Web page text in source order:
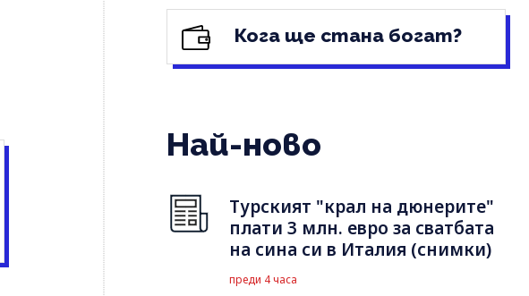
Кога ще стана богат?
Най-ново
Турският "крал на дюнерите"
плати 3 млн. евро за сватбата
на сина си в Италия (снимки)
преди 4 часа